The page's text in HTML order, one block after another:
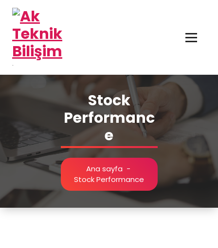
geç
.
Stock
Performanc
e
Ana sayfa -
Stock Performance